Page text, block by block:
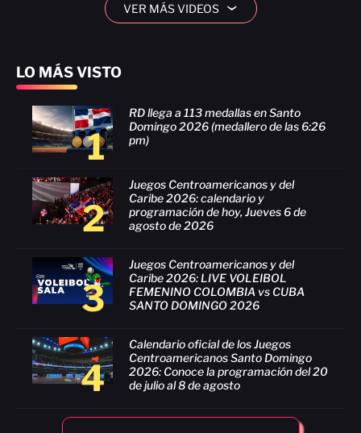
LO MÁS VISTO
1
RD llega a 113 medallas en Santo
Domingo 2026 (medallero de las 6:26
pm)
2
Juegos Centroamericanos y del
Caribe 2026: calendario y
programación de hoy, Jueves 6 de
agosto de 2026
3
Juegos Centroamericanos y del
Caribe 2026: LIVE VOLEIBOL
FEMENINO COLOMBIA vs CUBA
SANTO DOMINGO 2026
4
Calendario oficial de los Juegos
Centroamericanos Santo Domingo
2026: Conoce la programación del 20
de julio al 8 de agosto
VER MÁS VIDEOS ›